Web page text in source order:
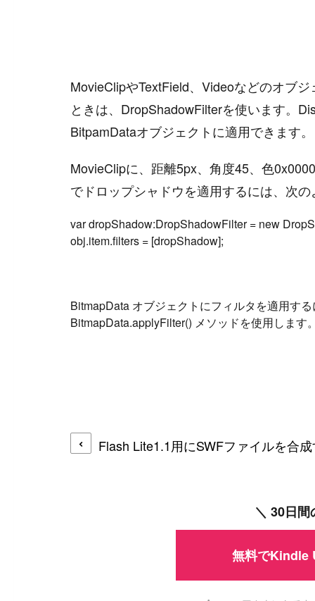
MovieClipやTextField、Videoなどのオブ
ときは、DropShadowFilterを使います。
BitpamDataオブジェクトに適用できます。
MovieClipに、距離5px、角度45、色
でドロップシャドウを適用するには、次の
var dropShadow:DropShadowFilter = new
BitmapData オブジェクトにフィルタを適用す
BitmapData.applyFilter() メソッドを使用します。
Flash Lite1.1用にSWFファイルを合成
＼ 30日間
無料でKindle